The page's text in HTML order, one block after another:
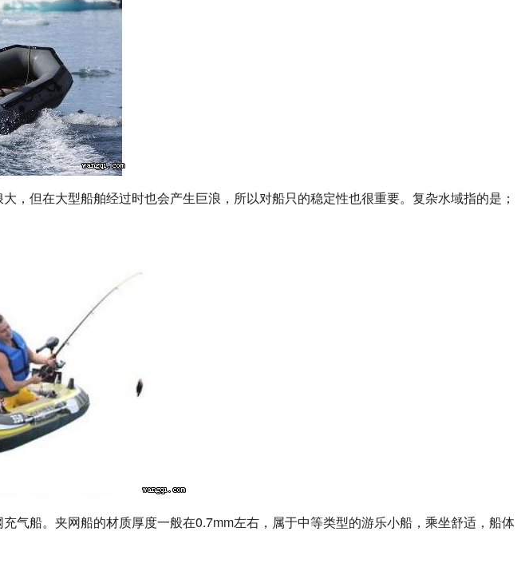
但在大型船舶经过时也会产生巨浪，所以对船只的稳定性也很重要。复杂水域指的是；
气船。夹网船的材质厚度一般在0.7mm左右，属于中等类型的游乐小船，乘坐舒适，船体